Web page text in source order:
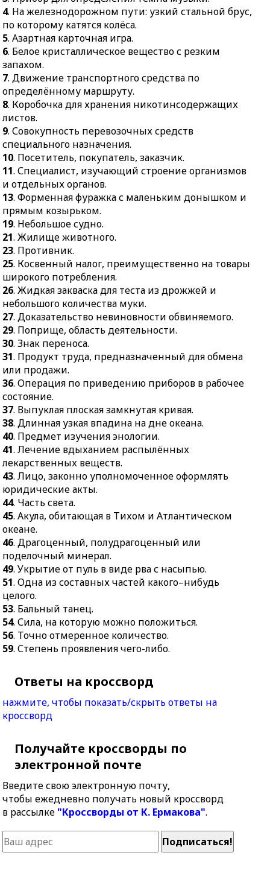
породы.
61.Отрицательно
заряженная частица.
62.Солдат.
63.Католический
монастырь,
принадлежащий
какому-либо
монашескому ордену.
64.Материк в Южном
полушарии.
оформлять
юридические акты.
44.
45.Акула, обитающая в
океане.
46.
полудрагоценный или
Укрытие от пуль в
виде рва с насыпью.
51.Одна из составных
целого.
56.Точно отмеренное
59. Степень проявления
чего-либо.
4. На железнодорожном пути: узкий стальной брус,
по которому катятся колёса.
5. Азартная карточная игра.
6. Белое кристаллическое вещество с резким
запахом.
7. Движение транспортного средства по
определённому маршруту.
8. Коробочка для хранения никотинсодержащих
листов.
9. Совокупность перевозочных средств
специального назначения.
10. Посетитель, покупатель, заказчик.
11. Специалист, изучающий строение организмов
и отдельных органов.
13. Форменная фуражка с маленьким донышком и
прямым козырьком.
19. Небольшое судно.
21. Жилище животного.
23. Противник.
25. Косвенный налог, преимущественно на товары
широкого потребления.
26. Жидкая закваска для теста из дрожжей и
небольшого количества муки.
27. Доказательство невиновности обвиняемого.
29. Поприще, область деятельности.
30. Знак переноса.
31. Продукт труда, предназначенный для обмена
или продажи.
36. Операция по приведению приборов в рабочее
состояние.
37. Выпуклая плоская замкнутая кривая.
38. Длинная узкая впадина на дне океана.
40. Предмет изучения энологии.
41. Лечение вдыханием распылённых
лекарственных веществ.
43. Лицо, законно уполномоченное оформлять
юридические акты.
44. Часть света.
45. Акула, обитающая в Тихом и Атлантическом
океане.
46. Драгоценный, полудрагоценный или
поделочный минерал.
49. Укрытие от пуль в виде рва с насыпью.
51. Одна из составных частей какого–нибудь
целого.
53. Бальный танец.
54. Сила, на которую можно положиться.
56. Точно отмеренное количество.
59. Степень проявления чего-либо.
Ответы на кроссворд
нажмите, чтобы показать/скрыть ответы на
кроссворд
Получайте кроссворды по
электронной почте
Введите свою электронную почту,
чтобы ежедневно получать новый кроссворд
в рассылке "Кроссворды от К. Ермакова".